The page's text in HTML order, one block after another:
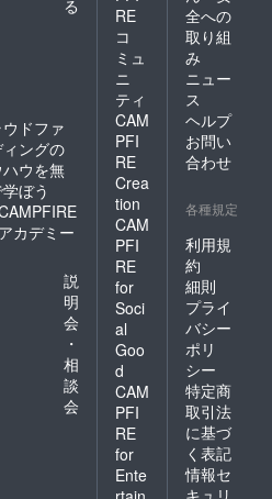
る
ドファ
ィングの
ハウを無
ぼう
アカデミー
説
明
会
・
相
談
会
RE
コ
ミュ
ニ
ティ
CAM
PFI
RE
Crea
tion
CAM
PFI
RE
for
Soci
al
Goo
d
CAM
PFI
RE
for
Ente
全への
取り組
み
ニュー
ス
ヘルプ
お問い
合わせ
各種規定
利用規
約
細則
プライ
バシー
ポリ
シー
特定商
取引法
に基づ
く表記
情報セ